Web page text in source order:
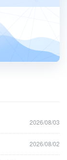
2026/08/03
2026/08/02